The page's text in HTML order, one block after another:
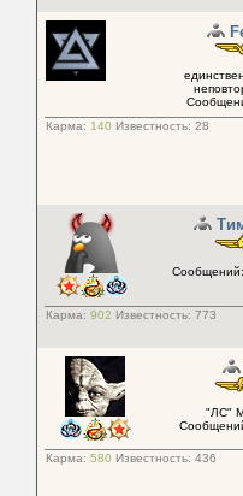
Карма: 140 Известность: 28
Карма: 902 Известность: 773
"ЛС"
Карма: 580 Известность: 436